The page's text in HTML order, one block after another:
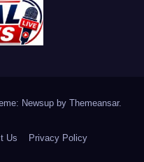
Newsup by Themeansar.
Us Privacy Policy